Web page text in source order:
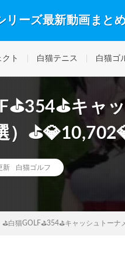
リーズ最新動画まと
ト 白猫テニス 白猫ゴ
キャ
）
新 白猫ゴルフ
⛳白猫GOLF⛳354⛳キャッシュトー